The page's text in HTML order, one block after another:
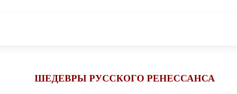
ШЕДЕВРЫ РУССКОГО РЕНЕССАНСА